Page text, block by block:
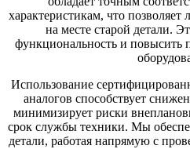
характеристикам, что позволяет
на месте старой детали.
функциональность и повысить
Использование
аналогов способствует
минимизирует риски
срок службы техники. Мы
детали, работая напрямую с